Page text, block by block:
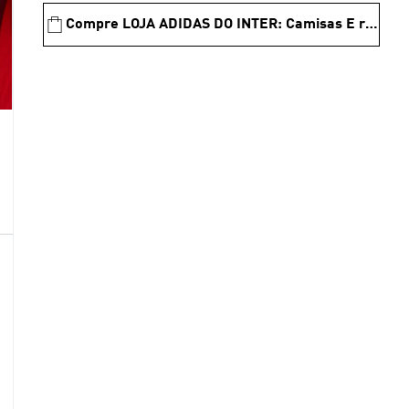
Compre LOJA ADIDAS DO INTER: Camisas E roupas